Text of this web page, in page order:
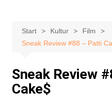
Start Kultur
Film
Sneak Review #88 – Patti
Sneak Review
Cake$